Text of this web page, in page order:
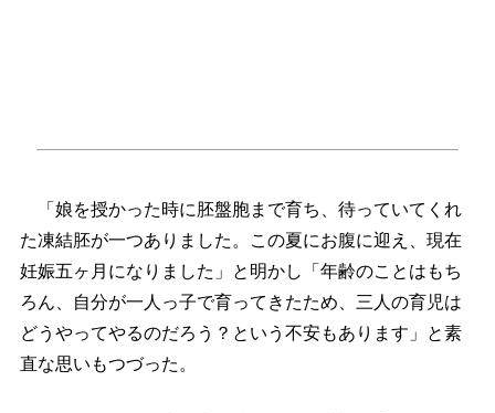
「娘を授かった時に胚盤胞まで育ち、待っていてくれ
た凍結胚が一つありました。この夏にお腹に迎え、現在
妊娠五ヶ月になりました」と明かし「年齢のことはもち
ろん、自分が一人っ子で育ってきたため、三人の育児は
どうやってやるのだろう？という不安もあります」と素
直な思いもつづった。